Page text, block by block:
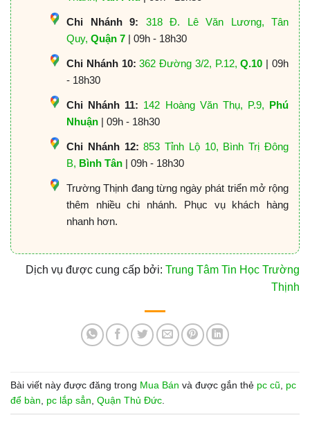
Chi Nhánh 9:
318 Đ. Lê Văn Lương, Tân
Quy, Quận 7 | 09h - 18h30
Chi Nhánh 10: 362 Đường 3/2, P.12,Q.10 | 09h
- 18h30
Chi Nhánh 11: 142 Hoàng Văn Thụ, P.9, Phú
Nhuận | 09h - 18h30
Chi Nhánh 12: 853 Tỉnh Lộ 10, Bình Trị Đông
B, Bình Tân | 09h - 18h30
Trường Thịnh đang từng ngày phát triển mở rộng
thêm nhiều chi nhánh. Phục vụ khách hàng
nhanh hơn.
Dịch vụ được cung cấp bởi: Trung Tâm Tin Học Trường
Thịnh
Bài viết này được đăng trong Mua Bán và được gắn thẻ pc cũ
pc
để bàn
pc lắp sẳn Quận Thủ Đức